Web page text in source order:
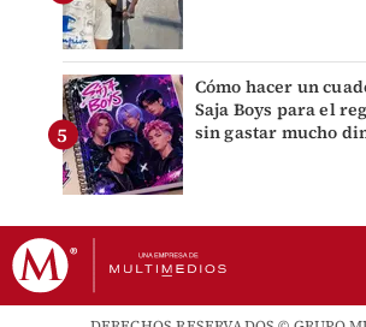
Cómo hacer un
Saja Boys para el
sin gastar mucho